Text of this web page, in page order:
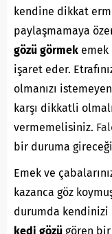
kendine dikkat
paylaşmamaya
gözü görmek emek
işaret eder.
olmanızı
karşı dikkatli
vermemelisiniz.
bir duruma
Emek ve
kazanca göz
durumda kendinizi
kedi gözü gören